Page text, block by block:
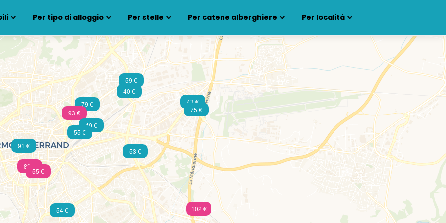
Per tipo di alloggio Per stelle Per catene alberghiere Per località
55 €
86 €
93 €
102 €
54 €
75 €
53 €
79 € 43 €
55 €
91 €
40 €
59 €
40 €